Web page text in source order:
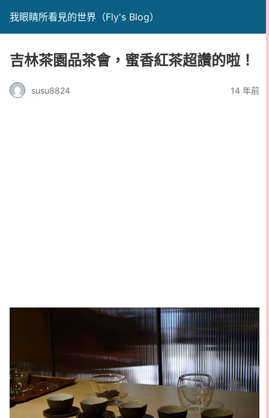
我眼睛所看見的世界（Fly's Blog）
吉林茶園品茶會，蜜香紅茶超讚的啦！
susu8824 14 年前